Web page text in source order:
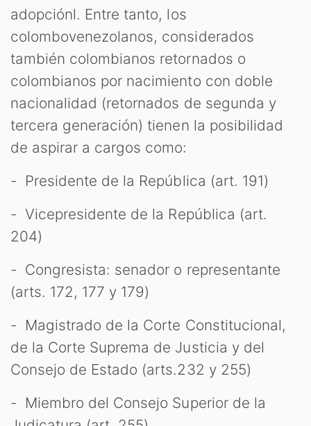
adopciónl. Entre tanto, los
colombovenezolanos, considerados
también colombianos retornados o
colombianos por nacimiento con doble
nacionalidad (retornados de segunda y
tercera generación) tienen la posibilidad
de aspirar a cargos como:
- Presidente de la República (art. 191)
- Vicepresidente de la República (art.
204)
- Congresista: senador o representante
(arts. 172, 177 y 179)
- Magistrado de la Corte Constitucional,
de la Corte Suprema de Justicia y del
Consejo de Estado (arts.232 y 255)
- Miembro del Consejo Superior de la